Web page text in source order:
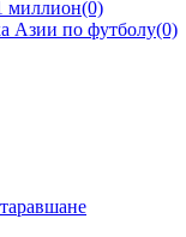
миллион(0)
Азии по футболу(0)